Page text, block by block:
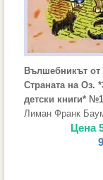
Вълшебникът от
Страната на Оз.
детски книги*
Лиман Франк
Цена